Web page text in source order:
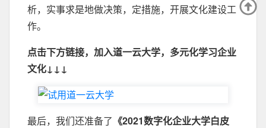
析，实事求是地做决策，定措施，开展文化建设工
作。
点击下方链接，加入道一云大学，多元化学习企业
文化↓↓↓
最后，我们还准备了 《2021数字化企业大学白皮